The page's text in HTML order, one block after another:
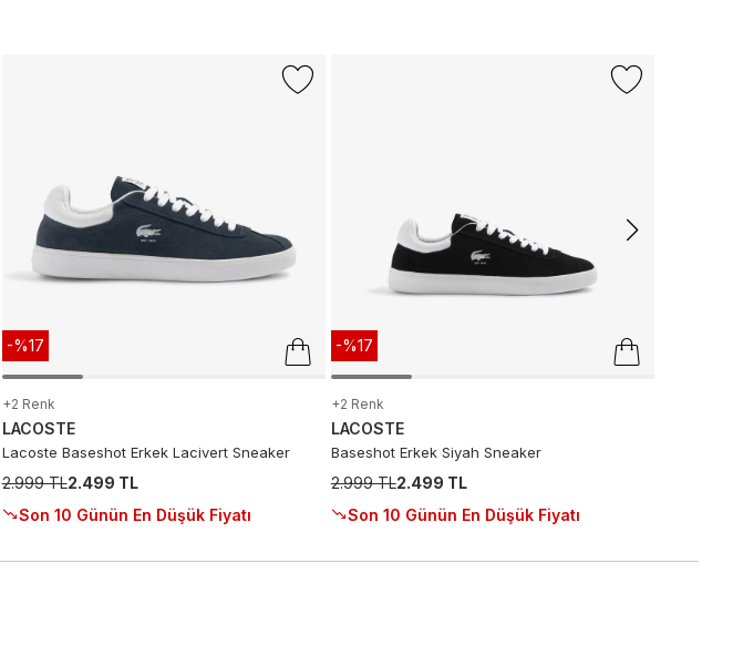
-%17
+2 Renk
LACOSTE
Lacoste Baseshot Erkek Lacivert Sneaker
2.999 TL2.499 TL
Son 10 Günün En Düşük Fiyatı
-%17
+2 Renk
LACOSTE
Baseshot Erkek Siyah Sneaker
2.999 TL2.499 TL
Son 10 Günün En Düşük Fiyatı